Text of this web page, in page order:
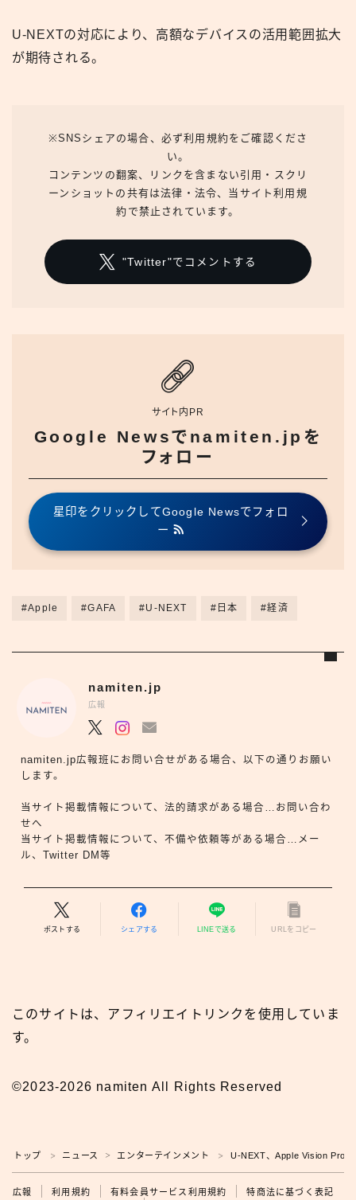
広報
U-NEXTの対応により、高額なデバイスの活用範囲拡大
が期待される。
※SNSシェアの場合、必ず利用規約をご確認くださ
い。
コンテンツの翻案、リンクを含まない引用・スクリ
ーンショットの共有は法律・法令、当サイト利用規
約で禁止されています。
"Twitter"でコメントする
サイト内PR
Google Newsでnamiten.jpを
フォロー
星印をクリックしてGoogle Newsでフォロ
ー
#Apple #GAFA #U-NEXT #日本 #経済
namiten.jp
広報
namiten.jp広報班にお問い合せがある場合、以下の通りお願い
します。
当サイト掲載情報について、法的請求がある場合…お問い合わ
せへ
当サイト掲載情報について、不備や依頼等がある場合…メー
ル、Twitter DM等
ポストする シェアする LINEで送る URLをコピー
このサイトは、アフィリエイトリンクを使用していま
す。
©2023-2026 namiten All Rights Reserved
トップ ＞ ニュース ＞ エンターテインメント ＞ U-NEXT、Apple Vision Pro
広報 利用規約 有料会員サービス利用規約
特商法に基づく表記